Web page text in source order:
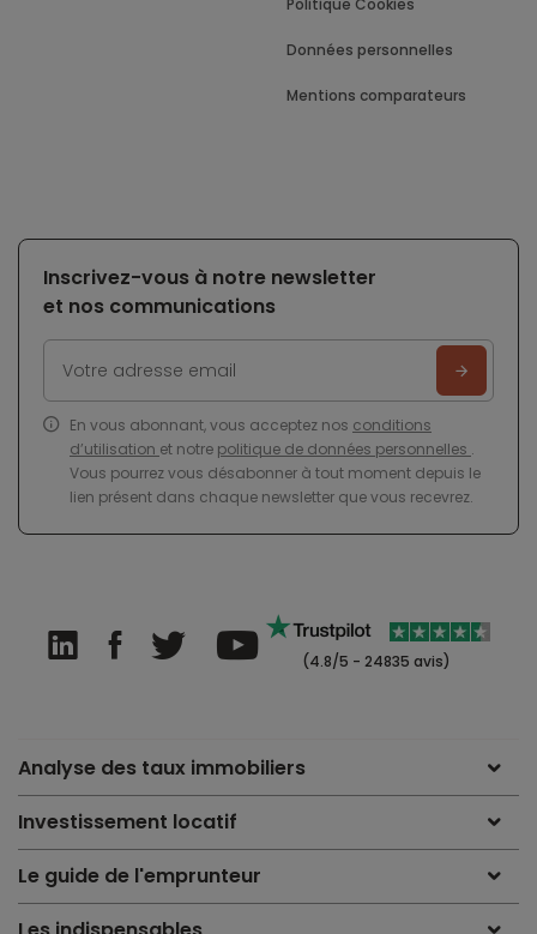
Politique Cookies
Données personnelles
Mentions comparateurs
Inscrivez-vous à notre newsletter
et nos communications
En vous abonnant, vous acceptez nos conditions
d’utilisation et notre politique de données personnelles .
Vous pourrez vous désabonner à tout moment depuis le
lien présent dans chaque newsletter que vous recevrez.
(4.8/5 - 24835 avis)
Analyse des taux immobiliers
Investissement locatif
Le guide de l'emprunteur